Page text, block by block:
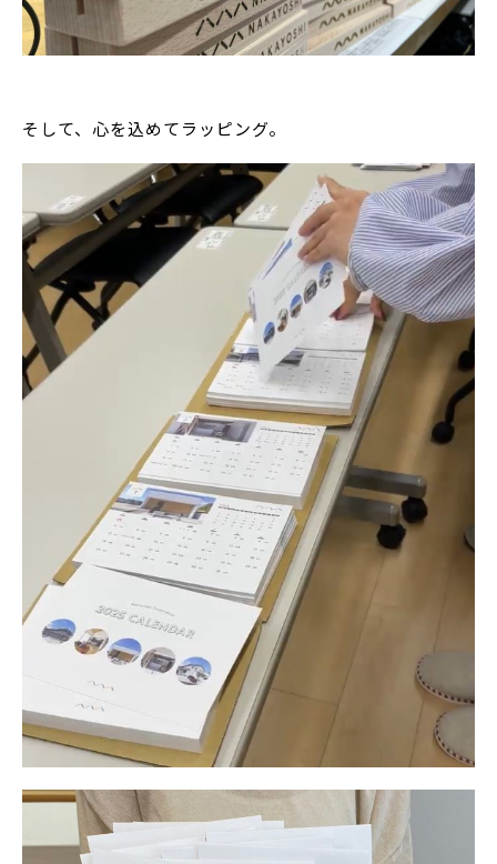
そして、心を込めてラッピング。